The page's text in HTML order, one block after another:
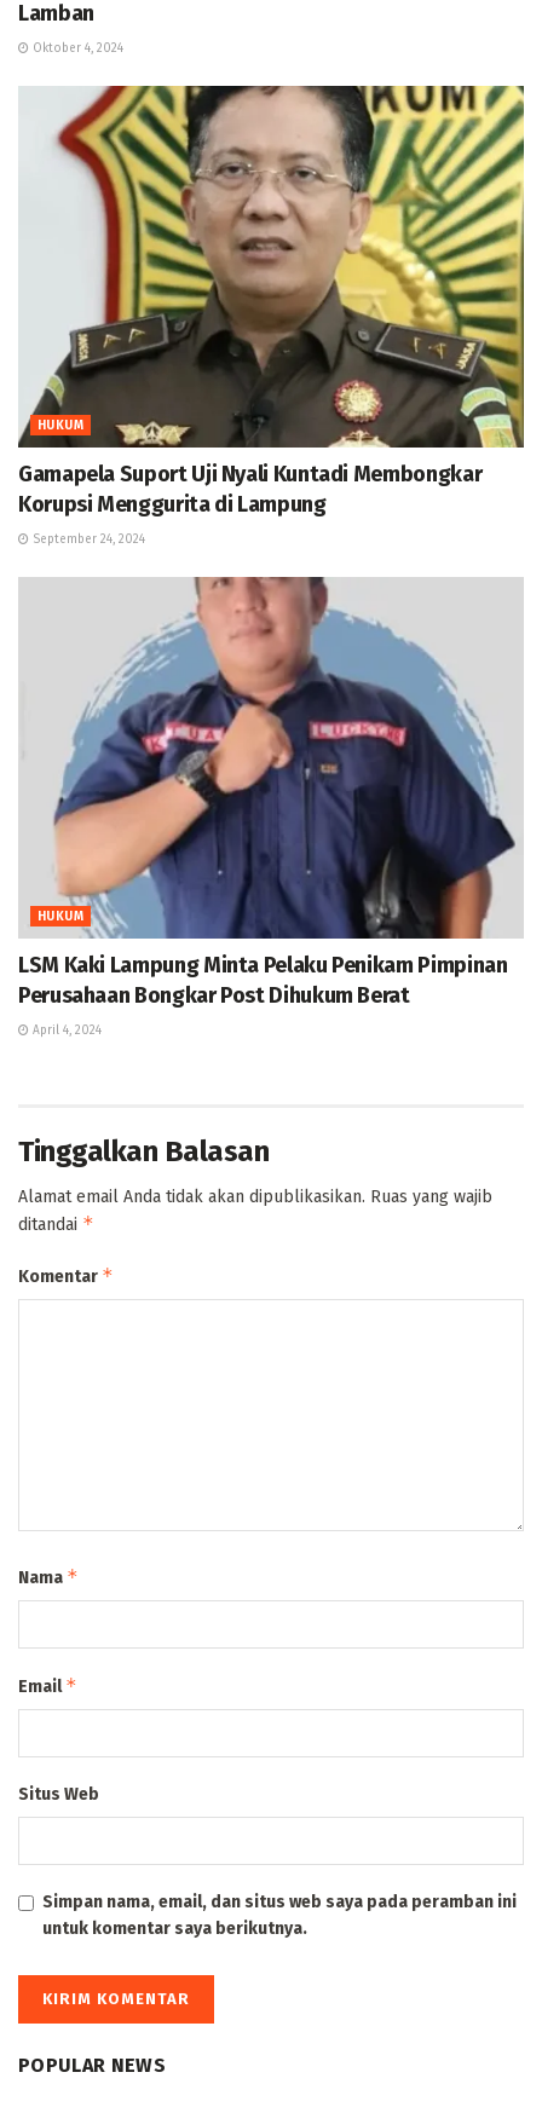
Lamban
Oktober 4, 2024
HUKUM
Gamapela Suport Uji Nyali Kuntadi Membongkar
Korupsi Menggurita di Lampung
September 24, 2024
HUKUM
LSM Kaki Lampung Minta Pelaku Penikam Pimpinan
Perusahaan Bongkar Post Dihukum Berat
April 4, 2024
Tinggalkan Balasan
Alamat email Anda tidak akan dipublikasikan. Ruas yang wajib
ditandai *
Komentar *
Nama *
Email*
Situs Web
Simpan nama, email, dan situs web saya pada peramban ini
untuk komentar saya berikutnya.
POPULAR NEWS